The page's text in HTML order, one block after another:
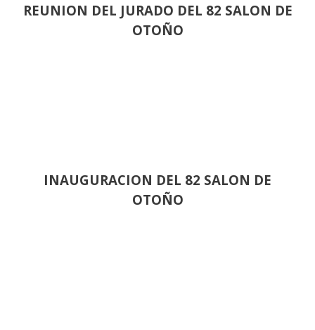
REUNION DEL JURADO DEL 82 SALON DE
OTOÑO
INAUGURACION DEL 82 SALON DE
OTOÑO